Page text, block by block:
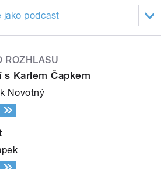
jako podcast
ROZHLASU
s Karlem Čapkem
Novotný